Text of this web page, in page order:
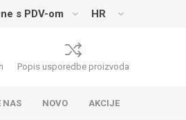
Popis usporedbe proizvoda
NAS NOVO AKCIJE